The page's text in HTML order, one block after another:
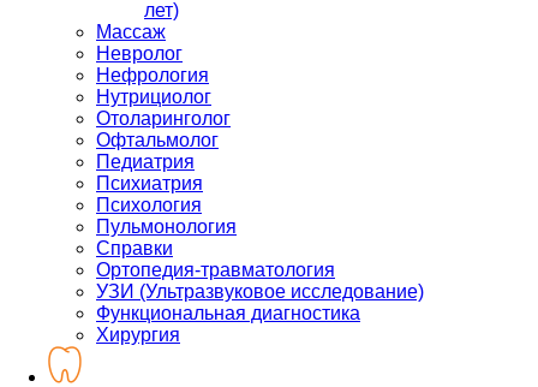
лет)
Массаж
Невролог
Нефрология
Нутрициолог
Отоларинголог
Офтальмолог
Педиатрия
Психиатрия
Психология
Пульмонология
Справки
Ортопедия-травматология
УЗИ (Ультразвуковое исследование)
Функциональная диагностика
Хирургия